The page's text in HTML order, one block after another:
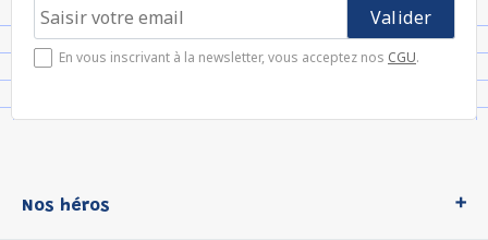
En vous inscrivant à la newsletter, vous acceptez nos CGU.
Nos héros